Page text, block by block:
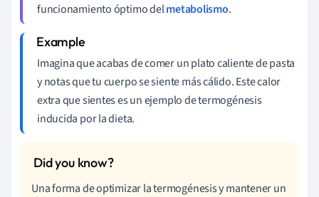
funcionamiento óptimo delmetabolismo.
Imagina que acabas de comer un plato caliente de pasta
y notas que tu cuerpo se siente más cálido. Este calor
extra que sientes es un ejemplo de termogénesis
inducida por la dieta.
Una forma de optimizar la termogénesis y mantener un